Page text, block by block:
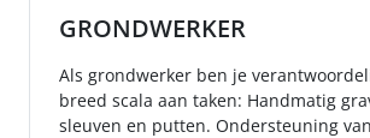
GRONDWERKER
Als grondwerker ben je
breed scala aan taken: Handmatig
sleuven en putten. Ondersteuning